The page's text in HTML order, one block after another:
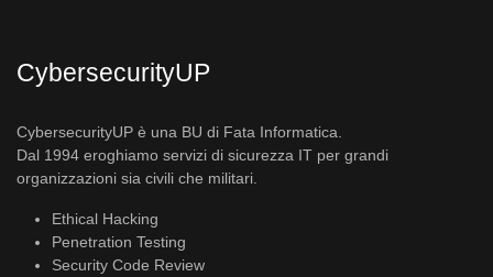
CybersecurityUP
CybersecurityUP è una BU di Fata Informatica.
Dal 1994 eroghiamo servizi di sicurezza IT per grandi
organizzazioni sia civili che militari.
Ethical Hacking
Penetration Testing
Security Code Review